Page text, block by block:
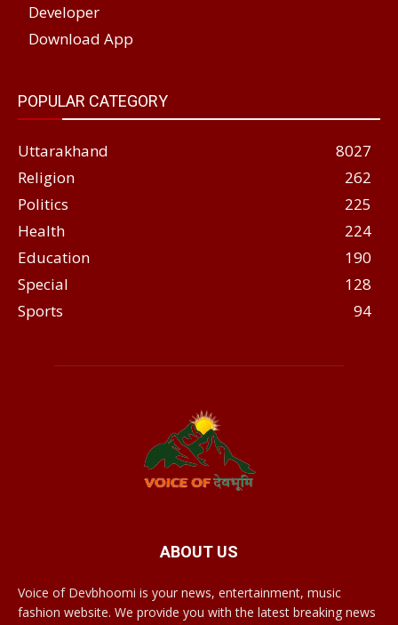
Developer
Download App
POPULAR CATEGORY
Uttarakhand
8027
Religion
262
Politics
225
Health
224
Education
190
Special
128
Sports
94
ABOUT US
Voice of Devbhoomi is your news, entertainment, music
fashion website. We provide you with the latest breaking news